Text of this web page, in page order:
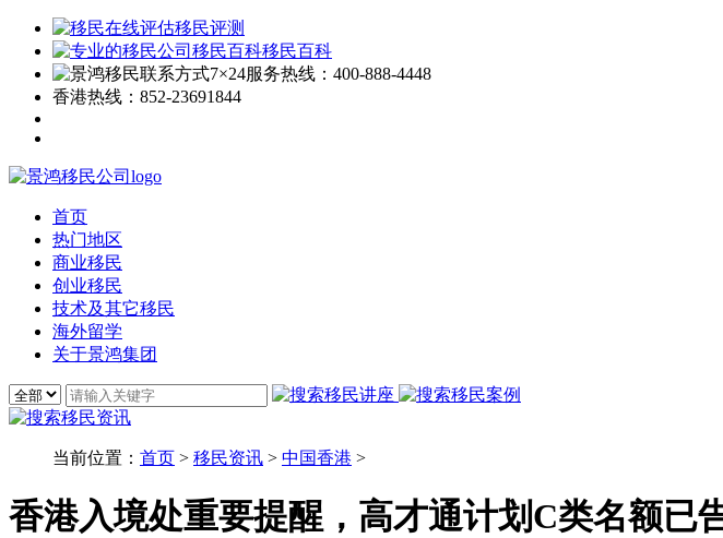
移民评测
移民百科
7×24服务热线： 400-888-4448
香港热线： 852-23691844
首页
热门地区
商业移民
创业移民
技术及其它移民
海外留学
关于景鸿集团
当前位置： 首页 > 移民资讯 > 中国香港 >
香港入境处重要提醒，高才通计划C类名额已